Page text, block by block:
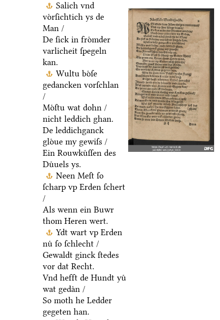
Salich vnd
voͤrſichtich ys de
Man /
De ſick in froͤmder
varlicheit ſpegeln
kan.
Wultu boͤſe
gedancken vorſchlan
/
Moͤſtu wat dohn /
nicht leddich ghan.
De leddichganck
gloͤue my gewiſs /
Ein Rouwkuͤſſen des
Duͤuels ys.
Neen Meſt ſo
ſcharp vp Erden ſchert
/
Als wenn ein Buwr
thom Heren wert.
Ydt wart vp Erden
nuͤ ſo ſchlecht /
Gewaldt ginck ſtedes
vor dat Recht.
Vnd hefft de Hundt yuͤ
wat gedaͤn /
So moth he Ledder
gegeten han.